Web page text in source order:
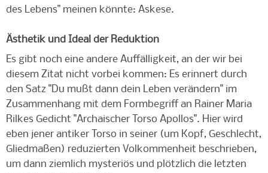
des Lebens" meinen könnte: Askese.
Ästhetik und Ideal der Reduktion
Es gibt noch eine andere Auffälligkeit, an der wir bei
diesem Zitat nicht vorbei kommen: Es erinnert durch
den Satz "Du mußt dann dein Leben verändern" im
Zusammenhang mit dem Formbegriff an Rainer Maria
Rilkes Gedicht "Archaischer Torso Apollos". Hier wird
eben jener antiker Torso in seiner (um Kopf, Geschlecht,
Gliedmaßen) reduzierten Volkommenheit beschrieben,
um dann ziemlich mysteriös und plötzlich die letzten